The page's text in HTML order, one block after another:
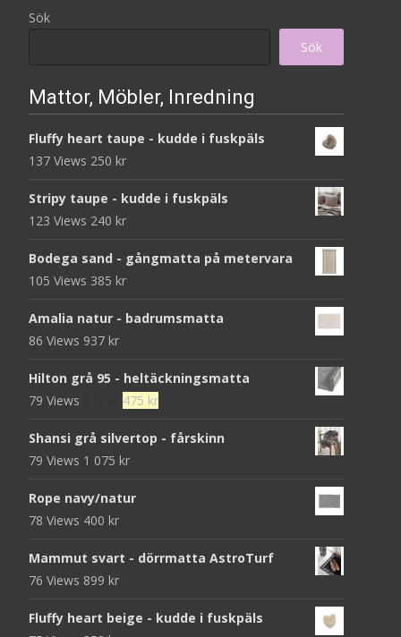
Sök
Sök
Mattor, Möbler, Inredning
Fluffy heart taupe - kudde i fuskpäls
137 Views 250 kr
Stripy taupe - kudde i fuskpäls
123 Views 240 kr
Bodega sand - gångmatta på metervara
105 Views 385 kr
Amalia natur - badrumsmatta
86 Views 937 kr
Hilton grå 95 - heltäckningsmatta
79 Views
Det
priset
var:
475 krDet
priset
Shansi grå silvertop - fårskinn
79 Views 1 075 kr
Rope navy/natur
78 Views 400 kr
Mammut svart - dörrmatta AstroTurf
76 Views 899 kr
Fluffy heart beige - kudde i fuskpäls